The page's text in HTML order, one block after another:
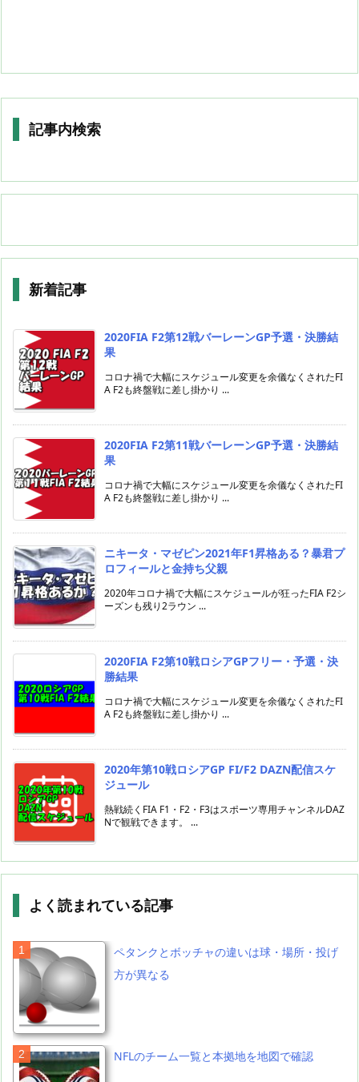
記事内検索
新着記事
2020FIA F2第12戦バーレーンGP予選・決勝結
果
コロナ禍で大幅にスケジュール変更を余儀なくされたFI
A F2も終盤戦に差し掛かり ...
2020FIA F2第11戦バーレーンGP予選・決勝結
果
コロナ禍で大幅にスケジュール変更を余儀なくされたFI
A F2も終盤戦に差し掛かり ...
ニキータ・マゼピン2021年F1昇格ある？暴君プ
ロフィールと金持ち父親
2020年コロナ禍で大幅にスケジュールが狂ったFIA F2シ
ーズンも残り2ラウン ...
2020FIA F2第10戦ロシアGPフリー・予選・決
勝結果
コロナ禍で大幅にスケジュール変更を余儀なくされたFI
A F2も終盤戦に差し掛かり ...
2020年第10戦ロシアGP FI/F2 DAZN配信スケ
ジュール
熱戦続くFIA F1・F2・F3はスポーツ専用チャンネルDAZ
Nで観戦できます。 ...
よく読まれている記事
ペタンクとボッチャの違いは球・場所・投げ
方が異なる
NFLのチーム一覧と本拠地を地図で確認